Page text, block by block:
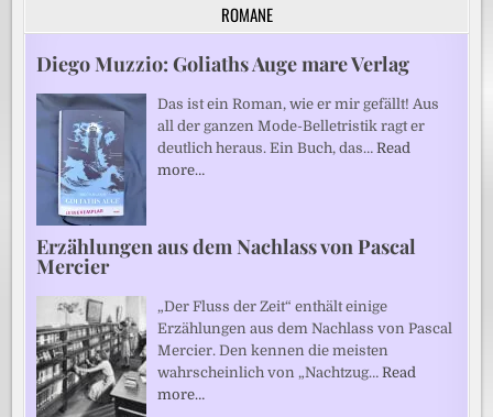
ROMANE
Diego Muzzio: Goliaths Auge mare Verlag
Das ist ein Roman, wie er mir gefällt! Aus
all der ganzen Mode-Belletristik ragt er
deutlich heraus. Ein Buch, das…Read
more…
Erzählungen aus dem Nachlass von Pascal
Mercier
„Der Fluss der Zeit“ enthält einige
Erzählungen aus dem Nachlass von Pascal
Mercier. Den kennen die meisten
wahrscheinlich von „Nachtzug…Read
more…